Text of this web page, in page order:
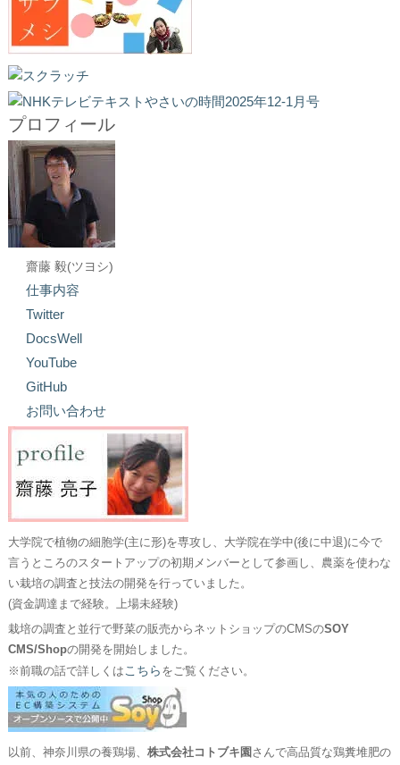
プロフィール
齋藤 毅(ツヨシ)
仕事内容
Twitter
DocsWell
YouTube
GitHub
お問い合わせ
大学院で植物の細胞学(主に形)を専攻し、大学院在学中(後に中退)に今で
言うところのスタートアップの初期メンバーとして参画し、農薬を使わな
い栽培の調査と技法の開発を行っていました。
(資金調達まで経験。上場未経験)
栽培の調査と並行で野菜の販売からネットショップのCMSのSOY
CMS/Shopの開発を開始しました。
※前職の話で詳しくはこちら をご覧ください。
以前、神奈川県の養鶏場、 株式会社コトブキ園 さんで高品質な鶏糞堆肥の